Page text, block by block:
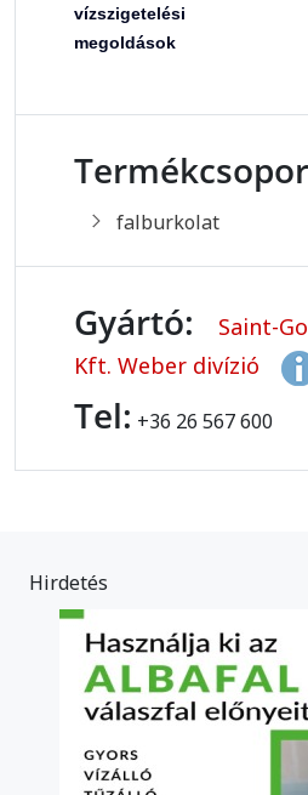
vízszigetelési
megoldások
falburkolat
Gyártó:
Saint-
Kft. Weber divízió
Tel: +36 26 567 600
Hirdetés